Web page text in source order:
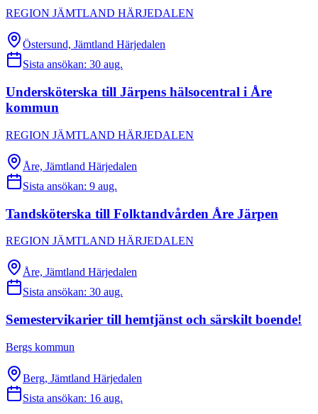
REGION JÄMTLAND HÄRJEDALEN
Östersund, Jämtland Härjedalen
Sista ansökan: 30 aug.
Undersköterska till Järpens hälsocentral i Åre
kommun
REGION JÄMTLAND HÄRJEDALEN
Åre, Jämtland Härjedalen
Sista ansökan: 9 aug.
Tandsköterska till Folktandvården Åre Järpen
REGION JÄMTLAND HÄRJEDALEN
Åre, Jämtland Härjedalen
Sista ansökan: 30 aug.
Semestervikarier till hemtjänst och särskilt boende!
Bergs kommun
Berg, Jämtland Härjedalen
Sista ansökan: 16 aug.